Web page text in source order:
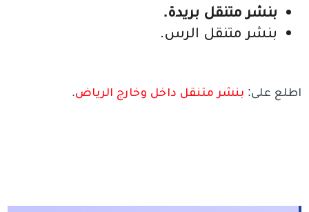
بنشر متنقل بريدة.
بنشر متنقل الرس.
اطلع على: بنشر متنقل داخل وخارج الرياض.